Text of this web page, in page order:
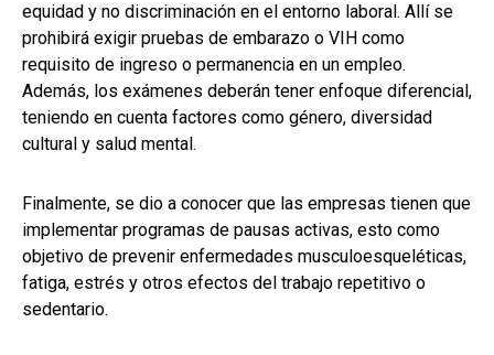
equidad y no discriminación en el entorno laboral. Allí se
prohibirá exigir pruebas de embarazo o VIH como
requisito de ingreso o permanencia en un empleo.
Además, los exámenes deberán tener enfoque diferencial,
teniendo en cuenta factores como género, diversidad
cultural y salud mental.
Finalmente, se dio a conocer que las empresas tienen que
implementar programas de pausas activas, esto como
objetivo de prevenir enfermedades musculoesqueléticas,
fatiga, estrés y otros efectos del trabajo repetitivo o
sedentario.